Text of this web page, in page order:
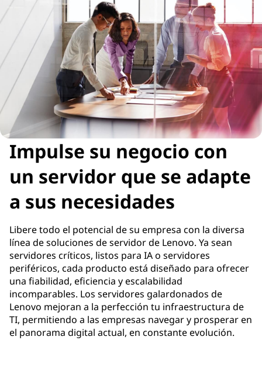
Impulse su negocio con
un servidor que se adapte
a sus necesidades
Libere todo el potencial de su empresa con la diversa
línea de soluciones de servidor de Lenovo. Ya sean
servidores críticos, listos para IA o servidores
periféricos, cada producto está diseñado para ofrecer
una fiabilidad, eficiencia y escalabilidad
incomparables. Los servidores galardonados de
Lenovo mejoran a la perfección tu infraestructura de
TI, permitiendo a las empresas navegar y prosperar en
el panorama digital actual, en constante evolución.